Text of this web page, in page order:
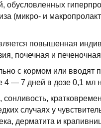
обусловленных
(микро- и
повышенная
почечная и
с кормом или вводят
4 — 7 дней в дозе 0,1 мл
случаях у
дерматита и